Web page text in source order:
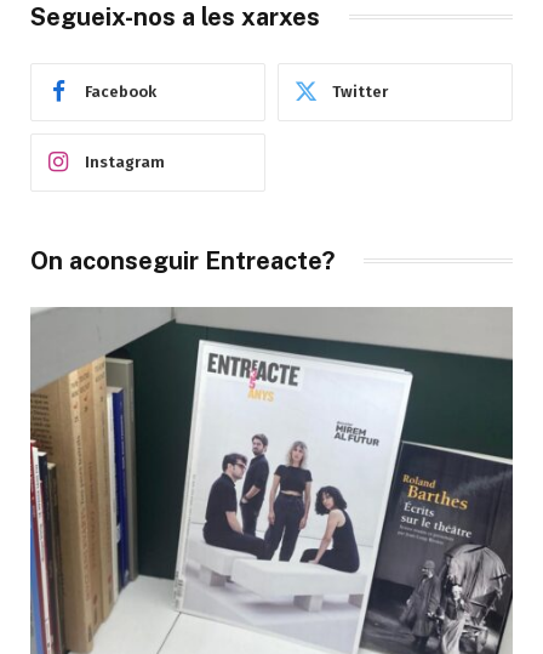
Segueix-nos a les xarxes
Facebook Twitter
Instagram
On aconseguir Entreacte?